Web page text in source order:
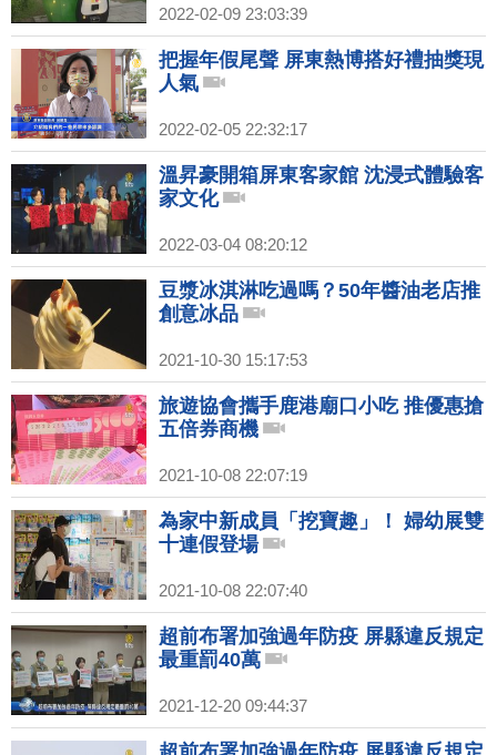
2022-02-09 23:03:39
把握年假尾聲 屏東熱博搭好禮抽獎現
人氣
2022-02-05 22:32:17
溫昇豪開箱屏東客家館 沈浸式體驗客
家文化
2022-03-04 08:20:12
豆漿冰淇淋吃過嗎？50年醬油老店推
創意冰品
2021-10-30 15:17:53
旅遊協會攜手鹿港廟口小吃 推優惠搶
五倍券商機
2021-10-08 22:07:19
為家中新成員「挖寶趣」！ 婦幼展雙
十連假登場
2021-10-08 22:07:40
超前布署加強過年防疫 屏縣違反規定
最重罰40萬
2021-12-20 09:44:37